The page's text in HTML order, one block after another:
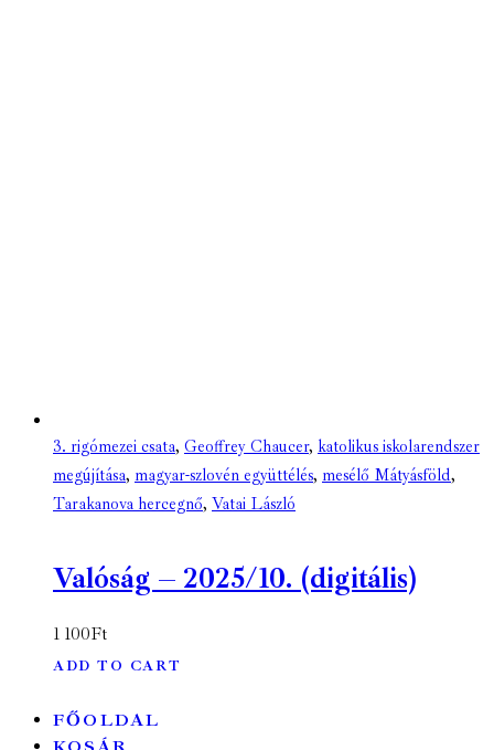
3. rigómezei csata, Geoffrey Chaucer, katolikus iskolarendszer
megújítása, magyar-szlovén együttélés, mesélő Mátyásföld,
Tarakanova hercegnő, Vatai László
Valóság – 2025/10. (digitális)
1 100Ft
ADD TO CART
FŐOLDAL